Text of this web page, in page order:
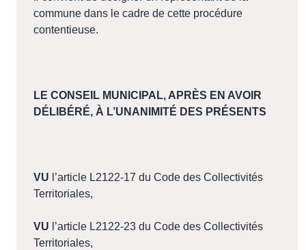
commune dans le cadre de cette procédure
contentieuse.
LE CONSEIL MUNICIPAL, APRÈS EN AVOIR
DÉLIBÉRÉ, À L’UNANIMITÉ DES PRÉSENTS
VU l’article L2122-17 du Code des Collectivités
Territoriales,
VU l’article L2122-23 du Code des Collectivités
Territoriales,